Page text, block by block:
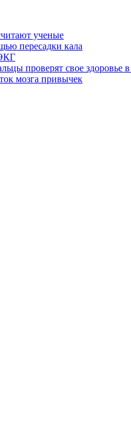
ученые
пересадки кала
проверят свое здоровье
мозга привычек